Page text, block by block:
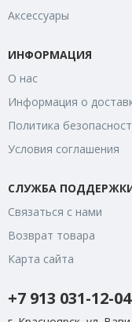
Аксессуары
ИНФОРМАЦИЯ
О нас
Информация о
Политика
Условия соглашения
СЛУЖБА
Связаться с нами
Возврат товара
Карта сайта
+7 913 031-12-04